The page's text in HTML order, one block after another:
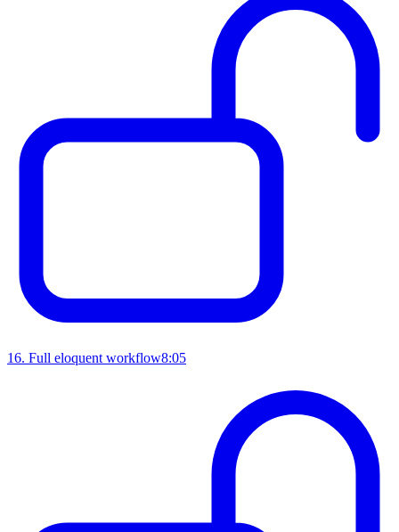
16. Full eloquent workflow8:05